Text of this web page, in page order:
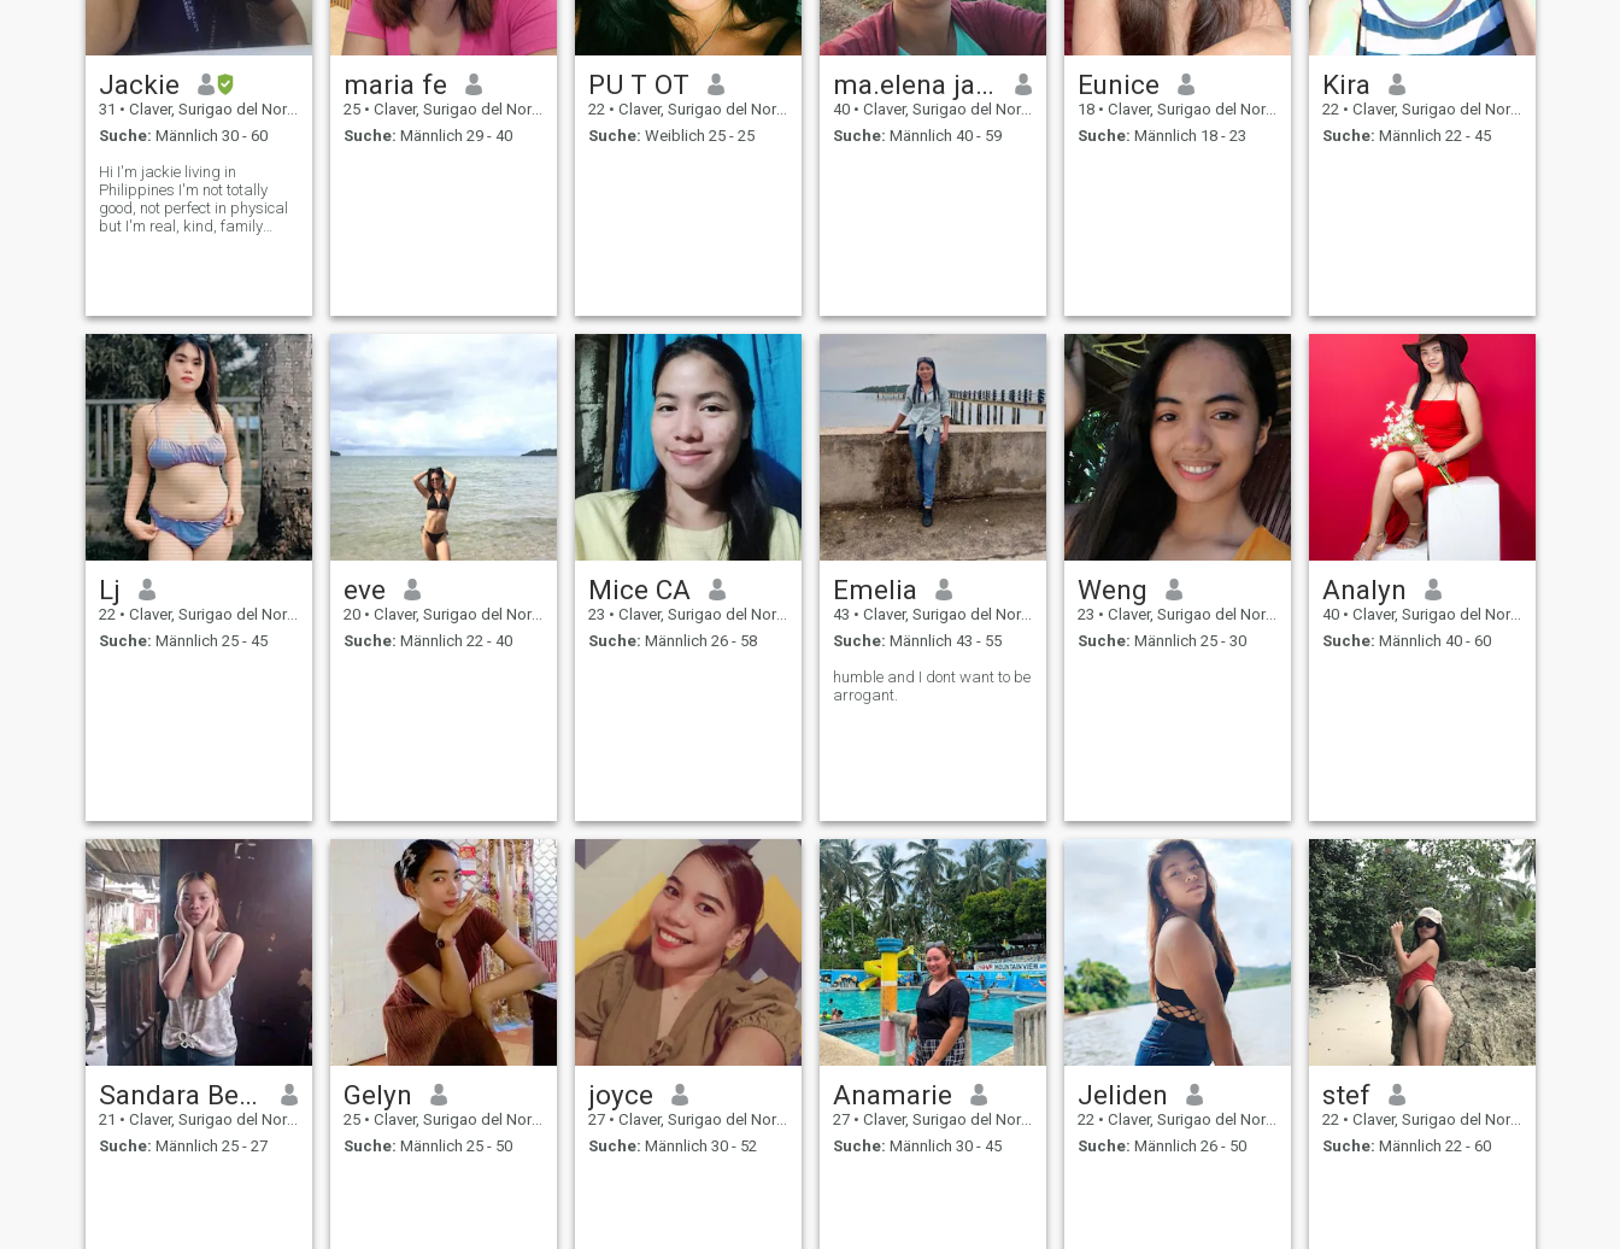
Jackie
31 • Claver, Surigao del Norte, Philippinen
Suche: Männlich 30 - 60
Hi I'm jackie living in
Philippines I'm not totally
good, not perfect in physical
but I'm real, kind, family
loving mom with my beauti
maria fe
25 • Claver, Surigao del Norte, Philippinen
Suche: Männlich 29 - 40
PU T OT
22 • Claver, Surigao del Norte, Philippinen
Suche: Weiblich 25 - 25
ma.elena jalop
40 • Claver, Surigao del Norte, Philippinen
Suche: Männlich 40 - 59
Eunice
18 • Claver, Surigao del Norte, Philippinen
Suche: Männlich 18 - 23
Kira
22 • Claver, Surigao del Norte, Philippinen
Suche: Männlich 22 - 45
Lj
22 • Claver, Surigao del Norte, Philippinen
Suche: Männlich 25 - 45
eve
20 • Claver, Surigao del Norte, Philippinen
Suche: Männlich 22 - 40
Mice CA
23 • Claver, Surigao del Norte, Philippinen
Suche: Männlich 26 - 58
Emelia
43 • Claver, Surigao del Norte, Philippinen
Suche: Männlich 43 - 55
humble and I dont want to be
arrogant.
Weng
23 • Claver, Surigao del Norte, Philippinen
Suche: Männlich 25 - 30
Analyn
40 • Claver, Surigao del Norte, Philippinen
Suche: Männlich 40 - 60
Sandara Bentulan Picante
21 • Claver, Surigao del Norte, Philippinen
Suche: Männlich 25 - 27
Gelyn
25 • Claver, Surigao del Norte, Philippinen
Suche: Männlich 25 - 50
joyce
27 • Claver, Surigao del Norte, Philippinen
Suche: Männlich 30 - 52
Anamarie
27 • Claver, Surigao del Norte, Philippinen
Suche: Männlich 30 - 45
Jeliden
22 • Claver, Surigao del Norte, Philippinen
Suche: Männlich 26 - 50
stef
22 • Claver, Surigao del Norte, Philippinen
Suche: Männlich 22 - 60